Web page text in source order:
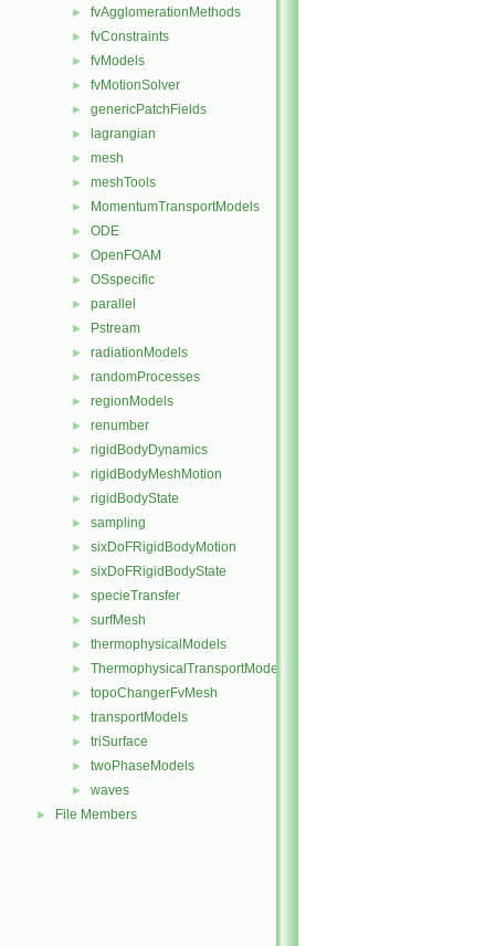
► fvAgglomerationMethods
► fvConstraints
► fvModels
► fvMotionSolver
► genericPatchFields
► lagrangian
► mesh
► meshTools
► MomentumTransportModels
► ODE
► OpenFOAM
► OSspecific
► parallel
► Pstream
► radiationModels
► randomProcesses
► regionModels
► renumber
► rigidBodyDynamics
► rigidBodyMeshMotion
► rigidBodyState
► sampling
► sixDoFRigidBodyMotion
► sixDoFRigidBodyState
► specieTransfer
► surfMesh
► thermophysicalModels
► ThermophysicalTransportModels
► topoChangerFvMesh
► transportModels
► triSurface
► twoPhaseModels
► waves
► File Members